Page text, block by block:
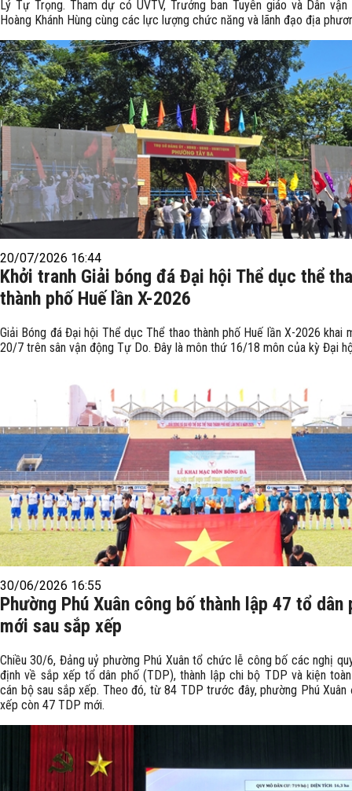
Lý Tự Trọng. Tham dự có UVTV, Trưởng ban Tuyên giáo và Dân vận
Hoàng Khánh Hùng cùng các lực lượng chức năng và lãnh đạo địa
20/07/2026 16:44
Khởi tranh Giải bóng đá Đại hội Thể dục thể
thành phố Huế lần X-2026
Giải Bóng đá Đại hội Thể dục Thể thao thành phố Huế lần X-2026 khai
20/7 trên sân vận động Tự Do. Đây là môn thứ 16/18 môn của kỳ Đại
30/06/2026 16:55
Phường Phú Xuân công bố thành lập 47 tổ dân
mới sau sắp xếp
Chiều 30/6, Đảng uỷ phường Phú Xuân tổ chức lễ công bố các nghị
định về sắp xếp tổ dân phố (TDP), thành lập chi bộ TDP và kiện
cán bộ sau sắp xếp. Theo đó, từ 84 TDP trước đây, phường Phú
xếp còn 47 TDP mới.